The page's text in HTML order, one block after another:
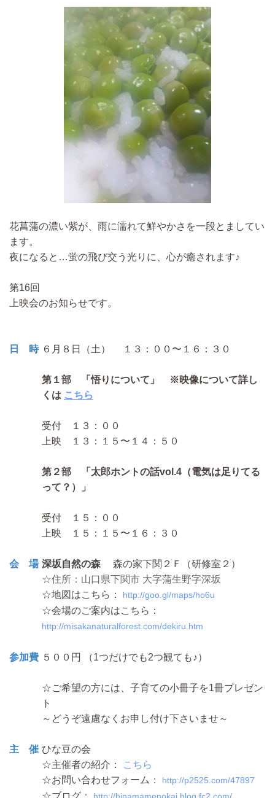
花菖蒲の濃い紫が、雨に濡れて鮮やかさを一段とましてい
ます。
夜になると…蛍の飛び交う光りに、心が癒されます♪
第16回
上映会のお知らせです。
日 時 ６月８日（土） １３：００〜１６：３０
第１部 「悟りについて」 ※映像について詳し
くは こちら
受付 １３：００
上映 １３：１５〜１４：５０
第２部 「太郎ホントの話vol.4（電気は足りてる
って？）」
受付 １５：００
上映 １５：１５〜１６：３０
会 場 深坂自然の森 森の家下関２Ｆ（研修室２）
☆住所：山口県下関市 大字蒲生野字深坂
☆地図はこちら：
http://goo.gl/maps/ho6u
☆会場のご案内はこちら：
http://misakanaturalforest.com/dekiru.htm
参加費 ５００円 （1つだけでも2つ観ても♪）
☆ご希望の方には、子育ての小冊子を1冊プレゼン
ト
～どうぞ遠慮なくお申し付け下さいませ～
主 催 ひな豆の会
☆主催者の紹介：
こちら
☆お問い合わせフォーム ： http://p2525.com/47897
☆ブログ ：